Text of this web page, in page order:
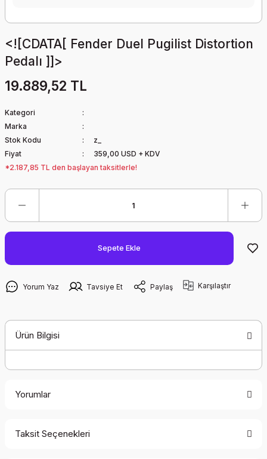
<![CDATA[ Fender Duel Pugilist Distortion
Pedalı ]]>
19.889,52 TL
Kategori
Marka
Stok Kodu
z_
Fiyat
359,00 USD + KDV
*2.187,85 TL den başlayan taksitlerle!
Sepete Ekle
Yorum Yaz Tavsiye Et Paylaş Karşılaştır
Ürün Bilgisi
Yorumlar
Taksit Seçenekleri